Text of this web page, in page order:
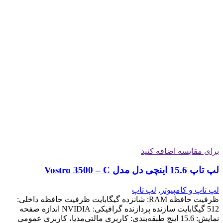
برای مقایسه اضافه کنید
لپ تاپ 15.6 اینچی دل مدل Vostro 3500 – C
لپ تاپ و کامپیوتر , لپ تاپ
ظرفیت حافظه RAM: شانزده گیگابایت ظرفیت حافظه داخلی:
512 گیگابایت سازنده پردازنده گرافیکی: NVIDIA اندازه صفحه
نمایش: 15.6 اینچ طبقه‌بندی: کاربری مالتی‌مدیا، کاربری عمومی